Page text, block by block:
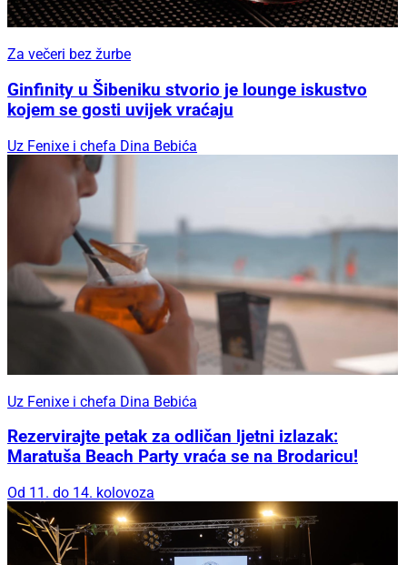
Za večeri bez žurbe
Ginfinity u Šibeniku stvorio je lounge iskustvo
kojem se gosti uvijek vraćaju
Uz Fenixe i chefa Dina Bebića
Uz Fenixe i chefa Dina Bebića
Rezervirajte petak za odličan ljetni izlazak:
Maratuša Beach Party vraća se na Brodaricu!
Od 11. do 14. kolovoza